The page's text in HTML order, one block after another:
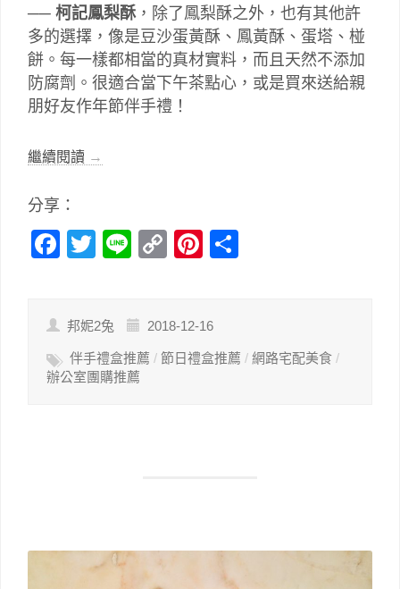
── 柯記鳳梨酥，除了鳳梨酥之外，也有其他許
多的選擇，像是豆沙蛋黃酥、鳳黃酥、蛋塔、椪
餅。每一樣都相當的真材實料，而且天然不添加
防腐劑。很適合當下午茶點心，或是買來送給親
朋好友作年節伴手禮！
繼續閱讀 →
分享：
Facebook
Twitter
LineCopyPinterest
邦妮2兔 2018-12-16
伴手禮盒推薦 / 節日禮盒推薦 / 網路宅配美食 /
辦公室團購推薦